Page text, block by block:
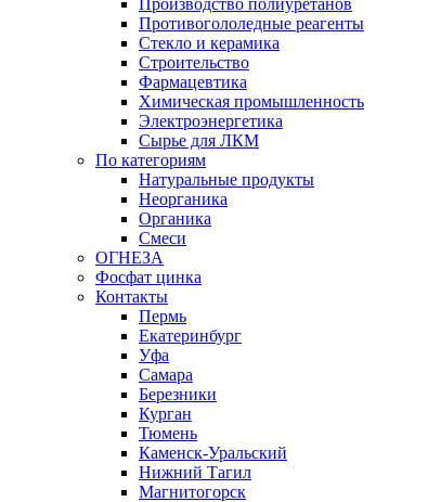
Производство полиуретанов
Противогололедные реагенты
Стекло и керамика
Строительство
Фармацевтика
Химическая промышленность
Электроэнергетика
Сырье для ЛКМ
По категориям
Натуральные продукты
Неорганика
Органика
Смеси
ОГНЕЗА
Фосфат цинка
Контакты
Пермь
Екатеринбург
Уфа
Самара
Березники
Курган
Тюмень
Каменск-Уральский
Нижний Тагил
Магнитогорск